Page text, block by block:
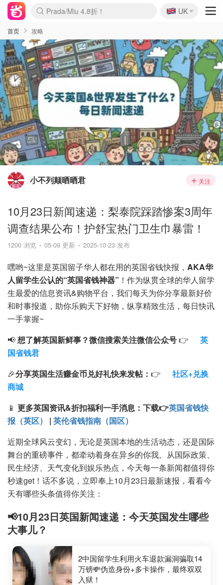
Prada/Miu 4.8折！
🇬🇧
UK
首页 攻略
小不列颠晒晒君 关注
10月23日新闻速递：梨泰院踩踏惨案3周年
调查结果公布！护舒宝热门卫生巾暴雷！
1200 浏览 05-09 更新 2025-10-23 发布
嘿哟~这里是英国留子华人都在用的英国省钱快报， AKA华
人留学生公认的“英国省钱神器” ！作为纵贯全球的华人留学
生最爱的信息资讯&购物平台，我们每天为你分享最新好价
和时事报道，助你乐购天下好物，纵享精致生活，每日快讯
一手掌握~
📢想了解英国新鲜事？微信搜索关注微信公众号👉
英
国省钱君
🎉分享英国生活赚金币兑好礼快来发帖： 👉
社区+兑换
商城
📱 更多英国资讯&折扣福利一手消息： 下载👉英国省钱快
报（英区）
| 英伦省钱指南（国区）
近期全球风云变幻，无论是英国本地的生活动态，还是国际
舞台的重磅事件，都牵动着身在异乡的你我。从国际政策、
民生经济、天气变化到娱乐热点，今天每一条新闻都值得你
秒速get！话不多说，立即奉上10月23日最新速报，看看今
天有哪些头条值得你关注：
📢10月23日英国新闻速递：今天英国发生哪些
大事儿？
2中国留学生利用火车退款漏洞骗取14
万镑💸伪造身份+多卡操作，最终双双
入狱！